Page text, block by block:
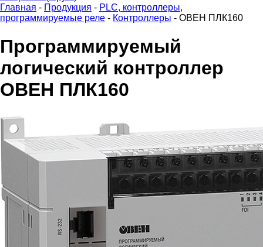
Главная - Продукция - PLС, контроллеры,
программируемые реле - Контроллеры - ОВЕН ПЛК160
Программируемый
логический контроллер
ОВЕН ПЛК160